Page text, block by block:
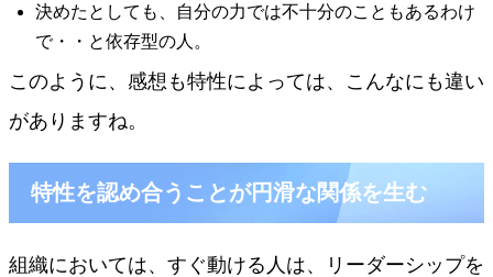
決めたとしても、自分の力では不十分のこともあるわけ
で・・と依存型の人。
このように、感想も特性によっては、こんなにも違い
がありますね。
特性を認め合うことが円滑な関係を生む
組織においては、すぐ動ける人は、リーダーシップを